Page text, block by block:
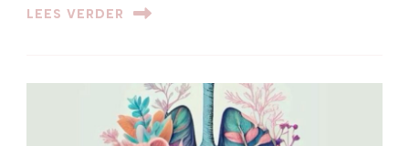
LEES VERDER